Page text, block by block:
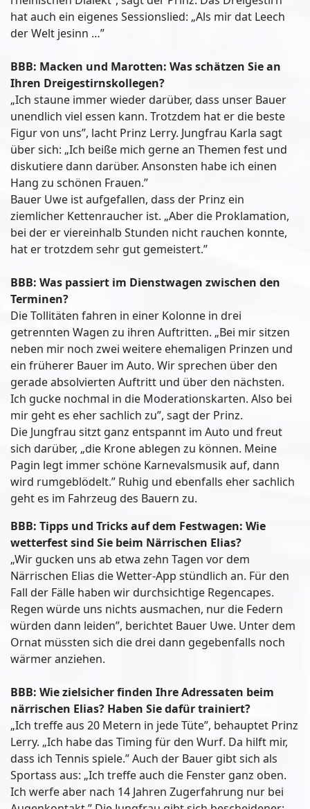
hat auch ein eigenes Sessionslied: „Als mir dat Leech
der Welt jesinn …”
BBB: Macken und Marotten: Was schätzen Sie an
Ihren Dreigestirnskollegen?
„Ich staune immer wieder darüber, dass unser Bauer
unendlich viel essen kann. Trotzdem hat er die beste
Figur von uns”, lacht Prinz Lerry. Jungfrau Karla sagt
über sich: „Ich beiße mich gerne an Themen fest und
diskutiere dann darüber. Ansonsten habe ich einen
Hang zu schönen Frauen.”
Bauer Uwe ist aufgefallen, dass der Prinz ein
ziemlicher Kettenraucher ist. „Aber die Proklamation,
bei der er viereinhalb Stunden nicht rauchen konnte,
hat er trotzdem sehr gut gemeistert.”
BBB: Was passiert im Dienstwagen zwischen den
Terminen?
Die Tollitäten fahren in einer Kolonne in drei
getrennten Wagen zu ihren Auftritten. „Bei mir sitzen
neben mir noch zwei weitere ehemaligen Prinzen und
ein früherer Bauer im Auto. Wir sprechen über den
gerade absolvierten Auftritt und über den nächsten.
Ich gucke nochmal in die Moderationskarten. Also bei
mir geht es eher sachlich zu”, sagt der Prinz.
Die Jungfrau sitzt ganz entspannt im Auto und freut
sich darüber, „die Krone ablegen zu können. Meine
Pagin legt immer schöne Karnevalsmusik auf, dann
wird rumgeblödelt.” Ruhig und ebenfalls eher sachlich
geht es im Fahrzeug des Bauern zu.
BBB: Tipps und Tricks auf dem Festwagen: Wie
wetterfest sind Sie beim Närrischen Elias?
„Wir gucken uns ab etwa zehn Tagen vor dem
Närrischen Elias die Wetter-App stündlich an. Für den
Fall der Fälle haben wir durchsichtige Regencapes.
Regen würde uns nichts ausmachen, nur die Federn
würden dann leiden”, berichtet Bauer Uwe. Unter dem
Ornat müssten sich die drei dann gegebenfalls noch
wärmer anziehen.
BBB: Wie zielsicher finden Ihre Adressaten beim
närrischen Elias? Haben Sie dafür trainiert?
„Ich treffe aus 20 Metern in jede Tüte”, behauptet Prinz
Lerry. „Ich habe das Timing für den Wurf. Da hilft mir,
dass ich Tennis spiele.” Auch der Bauer gibt sich als
Sportass aus: „Ich treffe auch die Fenster ganz oben.
Ich werfe aber nach 14 Jahren Zugerfahrung nur bei